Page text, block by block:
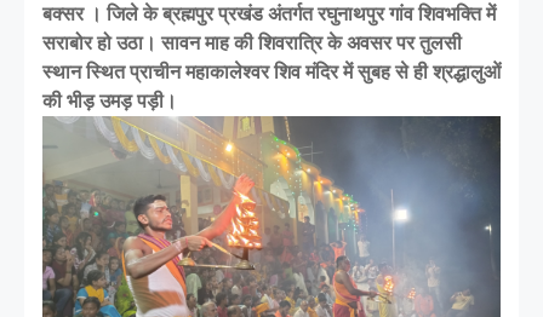
बक्सर । जिले के ब्रह्मपुर प्रखंड अंतर्गत रघुनाथपुर गांव शिवभक्ति में
सराबोर हो उठा। सावन माह की शिवरात्रि के अवसर पर तुलसी
स्थान स्थित प्राचीन महाकालेश्वर शिव मंदिर में सुबह से ही श्रद्धालुओं
की भीड़ उमड़ पड़ी।